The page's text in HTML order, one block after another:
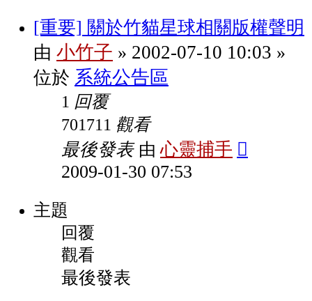
[重要] 關於竹貓星球相關版權聲明
由 小竹子 » 2002-07-10 10:03 »
位於 系統公告區
1 回覆
701711 觀看
最後發表 由心靈捕手
2009-01-30 07:53
主題
回覆
觀看
最後發表